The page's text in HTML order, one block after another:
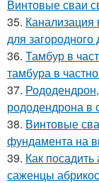
Винтовые сваи
35.
для загородного
36. Тамбур в
тамбура в
37.
рододендрона в
38. Винтовые
фундамента на
39. Как
саженцы